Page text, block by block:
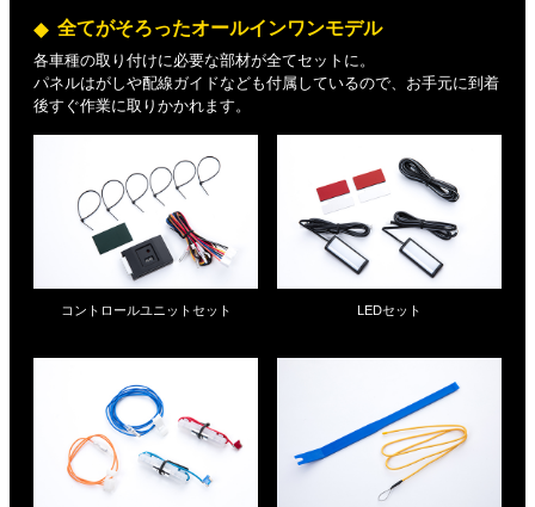
全てがそろったオールインワンモデル
各車種の取り付けに必要な部材が全てセットに。
パネルはがしや配線ガイドなども付属しているので、お手元に到着
後すぐ作業に取りかかれます。
コントロールユニットセット LEDセット